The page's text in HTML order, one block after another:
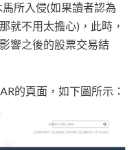
所入侵(如果讀者認為
就不用太擔心)，此時，
響之後的股票交易結
的頁面，如下圖所示：